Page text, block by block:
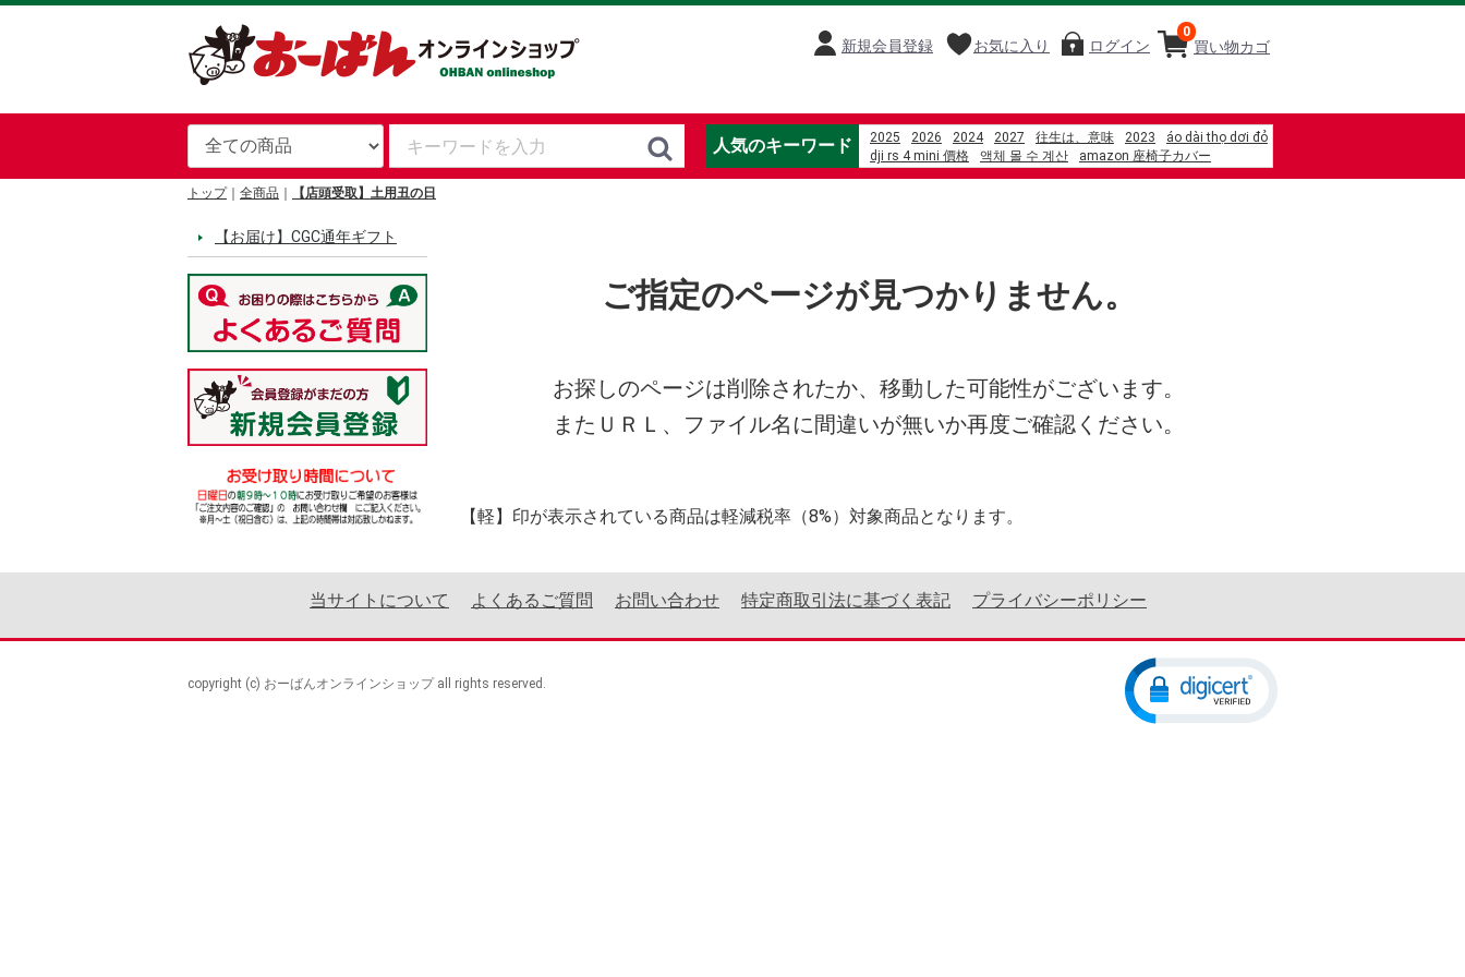
買い物カゴ
0
新規会員登録 お気に入り ログイン
人気のキーワード 2025 2026 2024 2027 往生は、意味 2023
áo dài thọ dơi đỏ
dji rs 4 mini 價格
액체 몰 수 계산
amazon 座椅子カバー
motricidad definicion para ni%C3%B1os
%E3%81%B2%E3%82%88%E3%82%8B
%C4%91%E1%BB%87m gi%E1%BA%A3m ch%E1%BA%A5n
トップ 全商品 【店頭受取】土用丑の日
【お届け】CGC通年ギフト
ご指定のページが見つかりません。
お探しのページは削除されたか、移動した可能性がございます。
またＵＲＬ、ファイル名に間違いが無いか再度ご確認ください。
【軽】印が表示されている商品は軽減税率（8%）対象商品となります。
当サイトについて よくあるご質問 お問い合わせ 特定商取引法に基づく表記 プライバシーポリシー
copyright (c) おーばんオンラインショップ all rights reserved.